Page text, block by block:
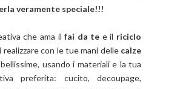
veramente speciale!!!
che ama ilfai da te e il riciclo
realizzare con le tue mani delle calze
bellissime, usando i materiali e la tua
preferita: cucito, decoupage,